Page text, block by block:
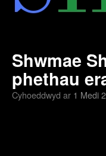
i'r
Shwmae
phethau
Cyhoeddwyd ar 1 Medi